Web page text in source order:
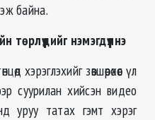
байна.
нэмэгдүүлнэ
хэрэглэхийг зөвшөөрөхөөс үл
суурилан хийсэн видео
уруу татах гэмт хэрэг